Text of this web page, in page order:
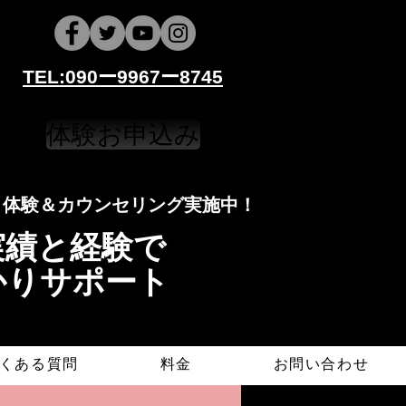
​​TEL:090ー9967ー8745
体験お申込み
と経験で
サポート
​​​体験＆カウンセリング実施中！
ある質問 料金 お問い合わせ